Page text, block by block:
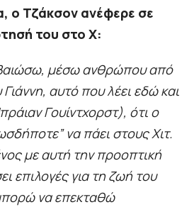
ο Τζάκσον ανέφερε σε
του στο Χ:
μέσω ανθρώπου από
αυτό που λέει εδώ και
Γουίντχορστ), ότι ο
να πάει στους Χιτ.
με αυτή την προοπτική
επιλογές για τη ζωή του
να επεκταθώ